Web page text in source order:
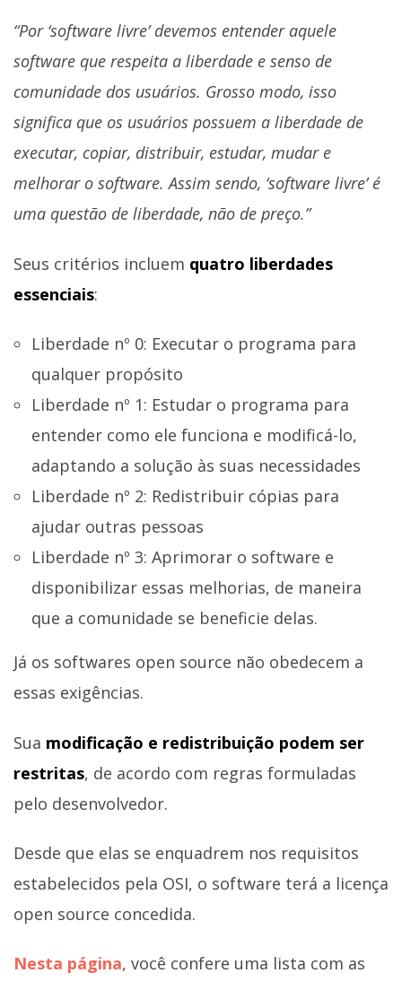
“Por ‘software livre’ devemos entender aquele
software que respeita a liberdade e senso de
comunidade dos usuários. Grosso modo, isso
significa que os usuários possuem a liberdade de
executar, copiar, distribuir, estudar, mudar e
melhorar o software. Assim sendo, ‘software livre’ é
uma questão de liberdade, não de preço.”
Seus critérios incluem quatro liberdades
essenciais:
Liberdade nº 0: Executar o programa para
qualquer propósito
Liberdade nº 1: Estudar o programa para
entender como ele funciona e modificá-lo,
adaptando a solução às suas necessidades
Liberdade nº 2: Redistribuir cópias para
ajudar outras pessoas
Liberdade nº 3: Aprimorar o software e
disponibilizar essas melhorias, de maneira
que a comunidade se beneficie delas.
Já os softwares open source não obedecem a
essas exigências.
Sua modificação e redistribuição podem ser
restritas, de acordo com regras formuladas
pelo desenvolvedor.
Desde que elas se enquadrem nos requisitos
estabelecidos pela OSI, o software terá a licença
open source concedida.
Nesta página, você confere uma lista com as